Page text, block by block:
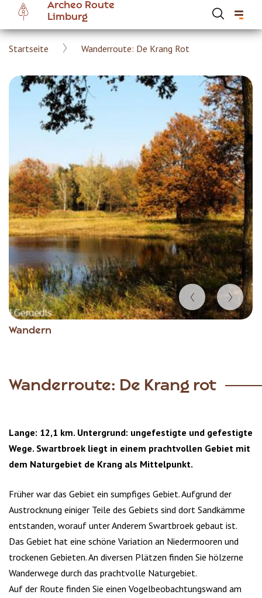
main
content
Archeo Route
Limburg
Breadcrumb
Startseite Wanderroute: De Krang Rot
Wandern
Item
Wanderroute: De Krang rot
Lange: 12,1 km. Untergrund: ungefestigte und gefestigte
Wege. Swartbroek liegt in einem prachtvollen Gebiet mit
dem Naturgebiet de Krang als Mittelpunkt.
Früher war das Gebiet ein sumpfiges Gebiet. Aufgrund der
Austrocknung einiger Teile des Gebiets sind dort Sandkämme
entstanden, worauf unter Anderem Swartbroek gebaut ist.
Das Gebiet hat eine schöne Variation an Niedermooren und
trockenen Gebieten. An diversen Plätzen finden Sie hölzerne
Wanderwege durch das prachtvolle Naturgebiet.
Auf der Route finden Sie einen Vogelbeobachtungswand am